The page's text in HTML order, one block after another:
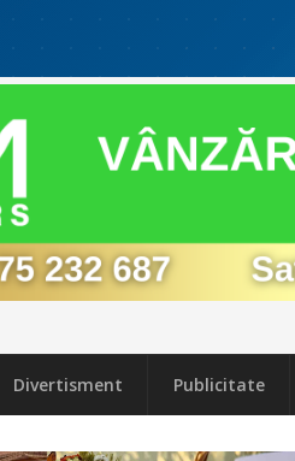
Divertisment Publicitate